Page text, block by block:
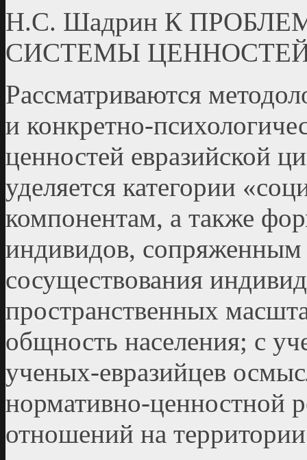
Н.С. Шадрин К
СИСТЕМЫ
Рассматриваются
и конкретно-
ценностей евразийской
уделяется категории
компонентам, а также
индивидов,
сосуществования
пространственных
общность населения; с
ученых-евразийцев
нормативно-ценностной
отношений на территории